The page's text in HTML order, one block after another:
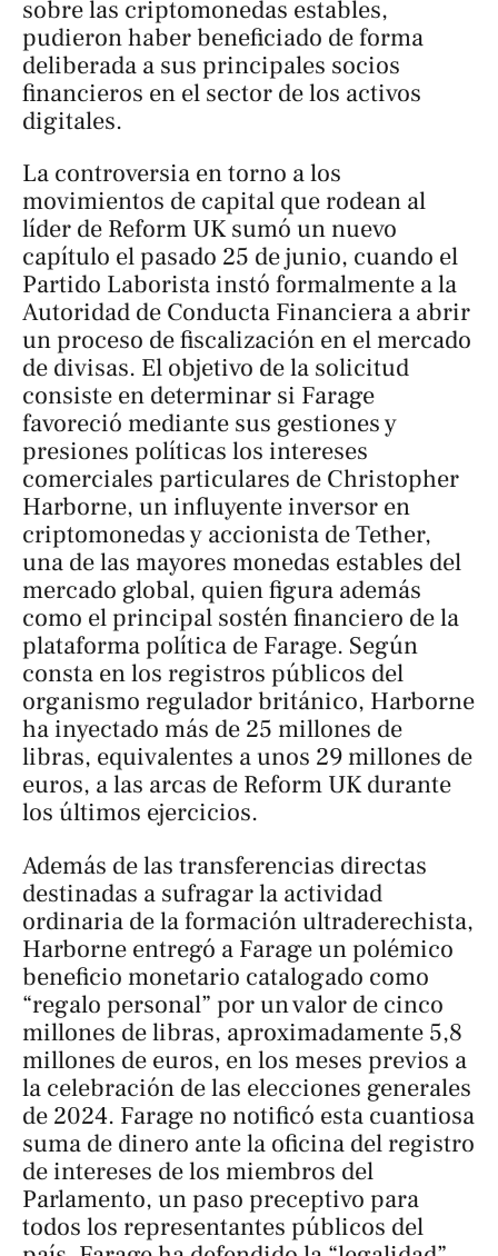
sobre las criptomonedas estables,
pudieron haber beneficiado de forma
deliberada a sus principales socios
financieros en el sector de los activos
digitales.
La controversia en torno a los
movimientos de capital que rodean al
líder de Reform UK sumó un nuevo
capítulo el pasado 25 de junio, cuando el
Partido Laborista instó formalmente a la
Autoridad de Conducta Financiera a abrir
un proceso de fiscalización en el mercado
de divisas. El objetivo de la solicitud
consiste en determinar si Farage
favoreció mediante sus gestiones y
presiones políticas los intereses
comerciales particulares de Christopher
Harborne, un influyente inversor en
criptomonedas y accionista de Tether,
una de las mayores monedas estables del
mercado global, quien figura además
como el principal sostén financiero de la
plataforma política de Farage. Según
consta en los registros públicos del
organismo regulador británico, Harborne
ha inyectado más de 25 millones de
libras, equivalentes a unos 29 millones de
euros, a las arcas de Reform UK durante
los últimos ejercicios.
Además de las transferencias directas
destinadas a sufragar la actividad
ordinaria de la formación ultraderechista,
Harborne entregó a Farage un polémico
beneficio monetario catalogado como
“regalo personal” por un valor de cinco
millones de libras, aproximadamente 5,8
millones de euros, en los meses previos a
la celebración de las elecciones generales
de 2024. Farage no notificó esta cuantiosa
suma de dinero ante la oficina del registro
de intereses de los miembros del
Parlamento, un paso preceptivo para
todos los representantes públicos del